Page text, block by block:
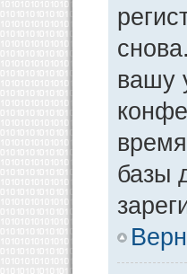
вашу
базы